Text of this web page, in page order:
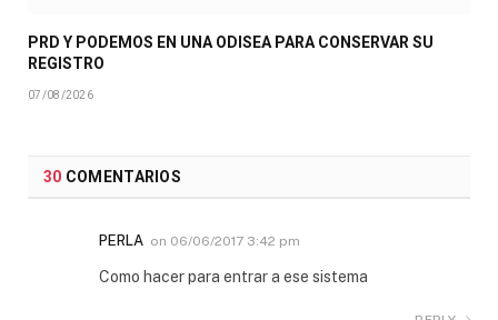
PRD Y PODEMOS EN UNA ODISEA PARA CONSERVAR SU
REGISTRO
07/08/2026
30 COMENTARIOS
PERLA on 06/06/2017 3:42 pm
Como hacer para entrar a ese sistema